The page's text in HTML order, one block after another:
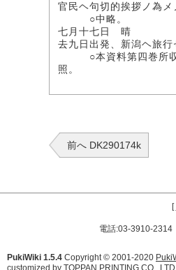
官民ヘ句切的挨拶ノ為
○中略。
七月十七日 晴
去九日出発、新潟ヘ旅
○本資料第四巻所収「
照。
前へ DK290174k
[
電話:03-3910-2314
PukiWiki 1.5.4 Copyright © 2001-2020
customized by TOPPAN PRINTING CO., LTD.